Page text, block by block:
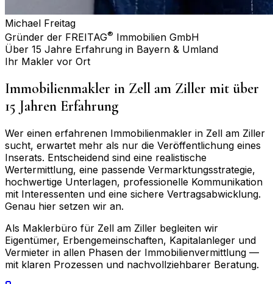
Michael Freitag
Gründer der FREITAG® Immobilien GmbH
Über 15 Jahre Erfahrung in Bayern & Umland
Ihr Makler vor Ort
Immobilienmakler in Zell am Ziller mit über
15 Jahren Erfahrung
Wer einen erfahrenen Immobilienmakler in Zell am Ziller
sucht, erwartet mehr als nur die Veröffentlichung eines
Inserats. Entscheidend sind eine realistische
Wertermittlung, eine passende Vermarktungsstrategie,
hochwertige Unterlagen, professionelle Kommunikation
mit Interessenten und eine sichere Vertragsabwicklung.
Genau hier setzen wir an.
Als Maklerbüro für Zell am Ziller begleiten wir
Eigentümer, Erbengemeinschaften, Kapitalanleger und
Vermieter in allen Phasen der Immobilienvermittlung —
mit klaren Prozessen und nachvollziehbarer Beratung.